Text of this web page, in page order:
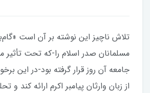
تلاش ناچیز این نوشته بر آن است
مسلمانان صدر اسلام را-که تحت
جامعه آن روز قرار گرفته بود-در این
از زبان وارثان پیامبر اکرم ارائه کند و